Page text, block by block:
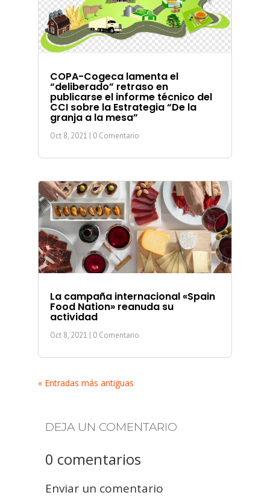
COPA-Cogeca lamenta el
“deliberado” retraso en
publicarse el informe técnico del
CCI sobre la Estrategia “De la
granja a la mesa”
Oct 8, 2021 | 0 Comentario
La campaña internacional «Spain
Food Nation» reanuda su
actividad
Oct 8, 2021 | 0 Comentario
« Entradas más antiguas
DEJA UN COMENTARIO
0 comentarios
Enviar un comentario